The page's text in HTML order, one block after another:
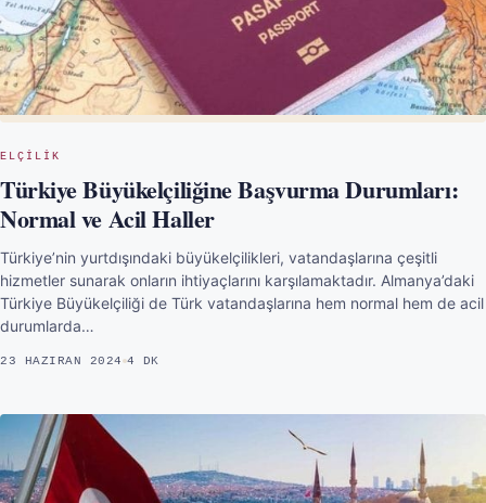
ELÇILIK
Türkiye Büyükelçiliğine Başvurma Durumları:
Normal ve Acil Haller
Türkiye’nin yurtdışındaki büyükelçilikleri, vatandaşlarına çeşitli
hizmetler sunarak onların ihtiyaçlarını karşılamaktadır. Almanya’daki
Türkiye Büyükelçiliği de Türk vatandaşlarına hem normal hem de acil
durumlarda…
23 HAZIRAN 2024 4 DK